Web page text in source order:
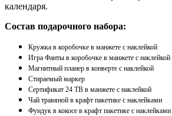
календаря.
Состав подарочного набора:
Кружка в коробочке в манжете с наклейкой
Игра Фанты в коробочке в манжете с наклейкой
Магнитный планер в конверте с наклейкой
Стираемый маркер
Сертификат 24 ТВ в манжете с наклейкой
Чай травяной в крафт пакетике с наклейками
Фундук в кокосе в крафт пакетике с наклейками